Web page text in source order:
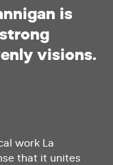
nnigan is
strong
enly visions.
work La
that it unites